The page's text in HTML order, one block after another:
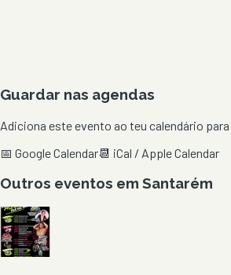
Guardar nas agendas
Adiciona este evento ao teu calendário para
📅 Google Calendar📆 iCal / Apple Calendar
Outros eventos em Santarém